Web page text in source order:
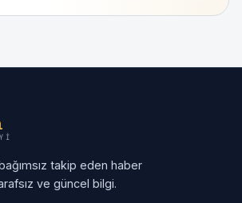
takip eden haber
ve güncel bilgi.